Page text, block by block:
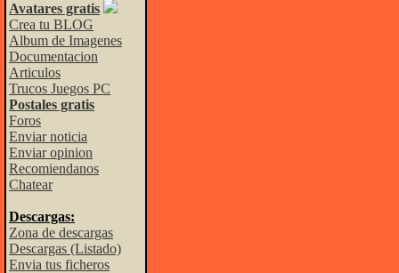
Avatares gratis
Crea tu BLOG
Album de Imagenes
Documentacion
Articulos
Trucos Juegos PC
Postales gratis
Foros
Enviar noticia
Enviar opinion
Recomiendanos
Chatear
Descargas:
Zona de descargas
Descargas (Listado)
Envia tus ficheros